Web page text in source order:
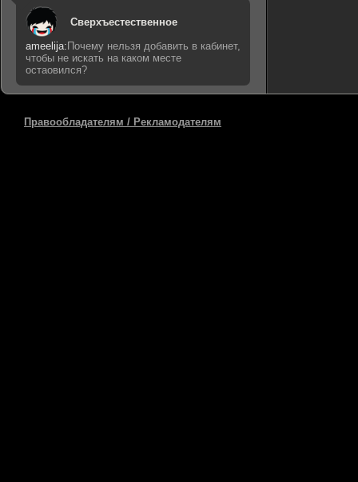
Сверхъестественное
ameelija: Почему нельзя добавить в кабинет,
чтобы не искать на каком месте
остаовился?
Правообладателям / Рекламодателям